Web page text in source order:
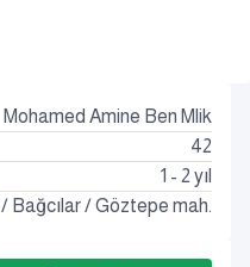
Mohamed Amine Ben Mlik
42
1 - 2 yıl
/ Bağcılar/Göztepe mah.